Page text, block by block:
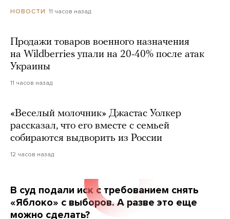
НОВОСТИ 11 часов назад
Продажи товаров военного назначения
на Wildberries упали на 20-40% после атак
Украины
11 часов назад
«Веселый молочник» Джастас Уолкер
рассказал, что его вместе с семьей
собираются выдворить из России
12 часов назад
В суд подали иск с требованием снять
«Яблоко» с выборов. А разве это еще
можно сделать?